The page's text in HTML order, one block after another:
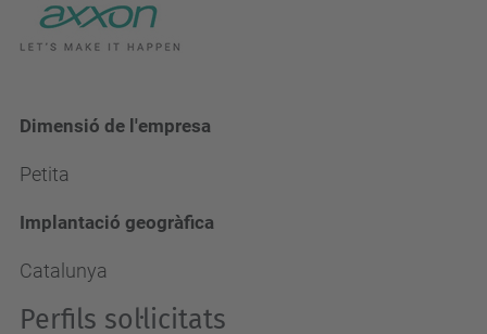
Dimensió de l'empresa
Petita
Implantació geogràfica
Catalunya
Perfils sol·licitats